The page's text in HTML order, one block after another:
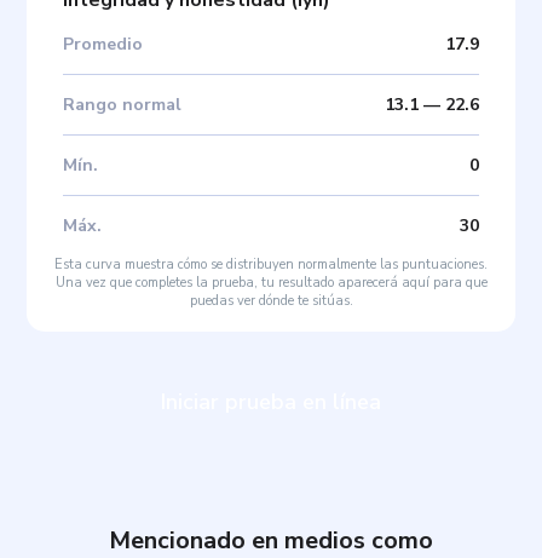
Promedio 17.9
Rango normal 13.1— 22.6
Mín. 0
Máx. 30
Esta curva muestra cómo se distribuyen normalmente las puntuaciones.
Una vez que completes la prueba, tu resultado aparecerá aquí para que
puedas ver dónde te sitúas.
Mencionado en medios como